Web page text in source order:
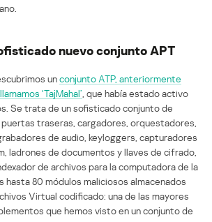
nuevo conjunto APT
unconjunto ATP, anteriormente
‘TajMahal’ , que había estado activo
Se trata de un sofisticado conjunto de
traseras, cargadores, orquestadores,
de audio, keyloggers, capturadores
ladrones de documentos y llaves de cifrado,
de archivos para la computadora de la
hasta 80 módulos maliciosos almacenados
Virtual codificado: una de las mayores
que hemos visto en un conjunto de